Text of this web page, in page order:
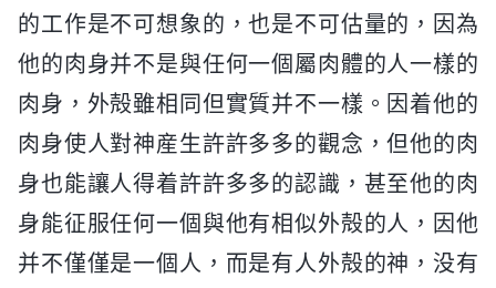
的工作是不可想象的，也是不可估量的，因為
他的肉身并不是與任何一個屬肉體的人一樣的
肉身，外殻雖相同但實質并不一樣。因着他的
肉身使人對神産生許許多多的觀念，但他的肉
身也能讓人得着許許多多的認識，甚至他的肉
身能征服任何一個與他有相似外殻的人，因他
并不僅僅是一個人，而是有人外殻的神，没有